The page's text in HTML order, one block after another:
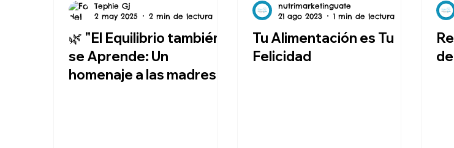
🌿 "El Equilibrio también
se Aprende: Un
homenaje a las madres
Tephie Gj
2 may 2025
2 min de lectura
Tu Alimentación es Tu
Felicidad
nutrimarketinguate
21 ago 2023
1 min de lectura